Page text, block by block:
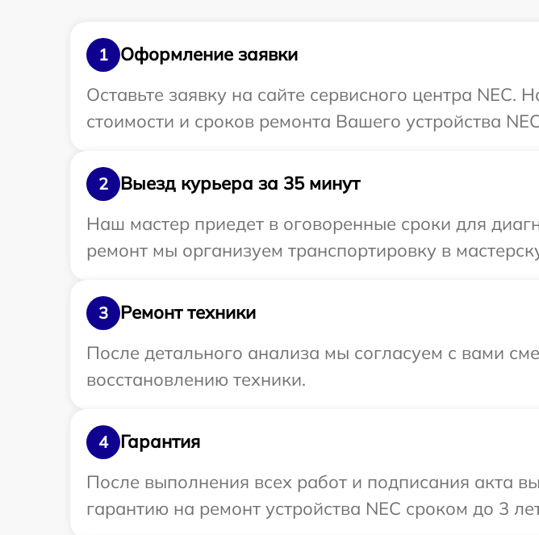
1
Оформление заявки
Оставьте заявку на сайте сервисного центра
стоимости и сроков ремонта Вашего устройства
2
Выезд курьера за 35 минут
Наш мастер приедет в оговоренные сроки для
ремонт мы организуем транспортировку в
3
Ремонт техники
После детального анализа мы согласуем с вами
восстановлению техники.
4
Гарантия
После выполнения всех работ и подписания акта
гарантию на ремонт устройства NEC сроком до 3